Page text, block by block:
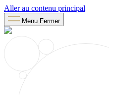
Aller au contenu principal
Menu Fermer